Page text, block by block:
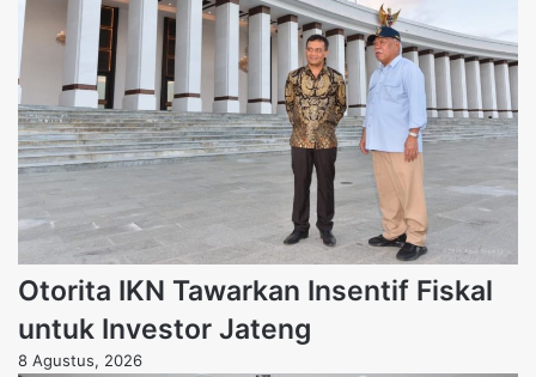
Otorita IKN Tawarkan Insentif Fiskal
untuk Investor Jateng
8 Agustus, 2026